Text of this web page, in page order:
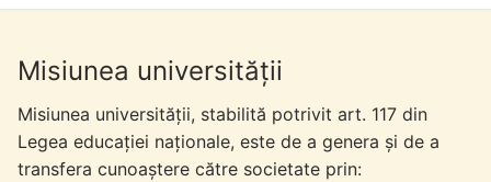
Misiunea universității
Misiunea universității, stabilită potrivit art. 117 din
Legea educației naționale, este de a genera și de a
transfera cunoaștere către societate prin: